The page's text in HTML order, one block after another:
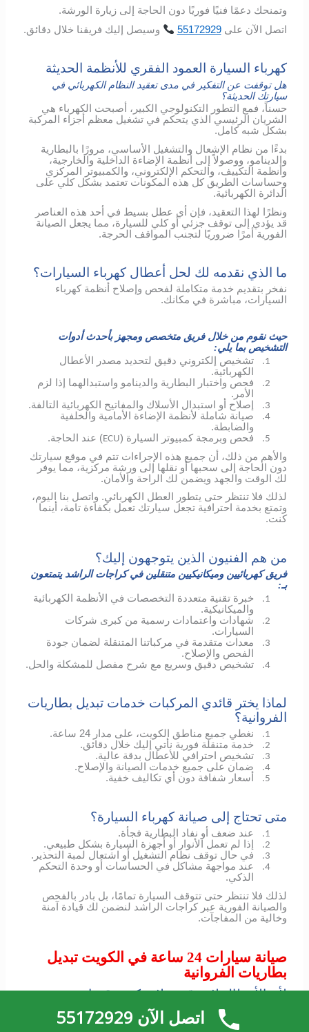
وتمنحك دعمًا فنيًا فوريًا دون الحاجة إلى زيارة الورشة.
اتصل
الآن على 55172929 وسيصل إليك فريقنا خلال دقائق.
كهرباء السيارة العمود الفقري للأنظمة الحديثة
هل توقفت عن التفكير في مدى تعقيد النظام الكهربائي في
سيارتك الحديثة؟
حسناً، فمع التطور التكنولوجي الكبير، أصبحت الكهرباء هي
الشريان الرئيسي الذي يتحكم في تشغيل معظم أجزاء المركبة
بشكل شبه كامل.
بدءًا من نظام الإشعال والتشغيل الأساسي، مرورًا بالبطارية
والدينامو، ووصولاً إلى أنظمة الإضاءة الداخلية والخارجية،
وأنظمة التكييف، والتحكم الإلكتروني، والكمبيوتر المركزي
وحساسات الطريق كل هذه المكونات تعتمد بشكل كلي على
الدائرة الكهربائية.
ونظرًا لهذا التعقيد، فإن أي عطل بسيط في أحد هذه العناصر
قد يؤدي إلى توقف جزئي أو كلي للسيارة، مما يجعل الصيانة
الفورية أمرًا ضروريًا لتجنب المواقف الحرجة.
ما الذي نقدمه لك لحل أعطال كهرباء السيارات؟
نفخر بتقديم خدمة متكاملة لفحص وإصلاح أنظمة كهرباء
السيارات، مباشرة في مكانك.
حيث نقوم من خلال فريق متخصص ومجهز بأحدث أدوات
التشخيص بما يلي:
1.
تشخيص إلكتروني دقيق لتحديد مصدر الأعطال
الكهربائية.
2.
فحص واختبار البطارية والدينامو واستبدالهما إذا لزم
الأمر.
3. إصلاح أو استبدال الأسلاك والمفاتيح الكهربائية التالفة.
4.
صيانة شاملة لأنظمة الإضاءة الأمامية والخلفية
والضابطة.
5. فحص وبرمجة كمبيوتر السيارة (ECU) عند الحاجة.
والأهم من ذلك، أن جميع هذه الإجراءات تتم في موقع سيارتك
دون الحاجة إلى سحبها أو نقلها إلى ورشة مركزية، مما يوفر
لك الوقت والجهد ويضمن لك الراحة والأمان.
لذلك فلا تنتظر حتى يتطور العطل الكهربائي. واتصل بنا اليوم،
وتمتع بخدمة احترافية تجعل سيارتك تعمل بكفاءة تامة، أينما
كنت.
من هم الفنيون الذين يتوجهون إليك؟
فريق كهربائيين وميكانيكيين متنقلين في كراجات الراشد يتمتعون
بـ:
1.
خبرة تقنية متعددة التخصصات في الأنظمة الكهربائية
والميكانيكية.
2.
شهادات واعتمادات رسمية من كبرى شركات
السيارات.
3.
معدات متقدمة في مركباتنا المتنقلة لضمان جودة
الفحص والإصلاح.
4. تشخيص دقيق وسريع مع شرح مفصل للمشكلة والحل.
لماذا يختر قائدي المركبات خدمات تبديل بطاريات
الفروانية؟
1. نغطي جميع مناطق الكويت، على مدار 24 ساعة.
2. خدمة متنقلة فورية نأتي إليك خلال دقائق.
3. تشخيص احترافي للأعطال بدقة عالية.
4. ضمان على جميع خدمات الصيانة والإصلاح.
5. أسعار شفافة دون أي تكاليف خفية.
متى تحتاج إلى صيانة كهرباء السيارة؟
1. عند ضعف أو نفاد البطارية فجأة.
2. إذا لم تعمل الأنوار أو أجهزة السيارة بشكل طبيعي.
3. في حال توقف نظام التشغيل أو اشتعال لمبة التحذير.
4.
عند مواجهة مشاكل في الحساسات أو وحدة التحكم
الذكي.
لذلك فلا تنتظر حتى تتوقف السيارة تمامًا، بل بادر بالفحص
والصيانة الفورية عبر كراجات الراشد لنضمن لك قيادة آمنة
وخالية من المفاجآت.
صيانة سيارات 24 ساعة في الكويت تبديل
بطاريات الفروانية
لأن الأعطال لا تتوقف ولا يمكن توقعها
في عالمنا اليوم، حيث تعتمد حياتنا على التنقل المستمر، قد
تواجهك مواقف غير متوقعة تجعل سيارتك تتوقف عن العمل
اتصل الآن 55172929